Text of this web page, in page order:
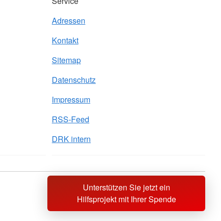
Unterstützen Sie jetzt ein
Hilfsprojekt mit Ihrer Spende
Adressen
Kontakt
Sitemap
Datenschutz
Impressum
RSS-Feed
DRK intern
Sprache wechseln zu